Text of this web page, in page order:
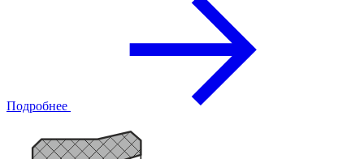
Подробнее